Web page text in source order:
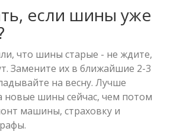
если шины уже
что шины старые - не ждите,
Замените их в ближайшие 2-3
на весну. Лучше
новые шины сейчас, чем потом
машины, страховку и